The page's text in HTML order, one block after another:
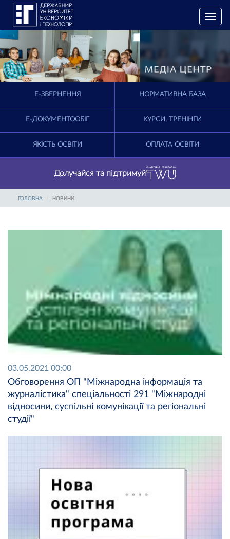
T
o
e
i
a
E-ЗВЕРНЕННЯ НОРМАТИВНА БАЗА
Е-ДОКУМЕНТООБІГ КУРСИ, ТРЕНІНГИ
ЯКІСТЬ ОСВІТИ ОПЛАТА ОСВІТИ
Долучайся та підтримуй
ГОЛОВНА НОВИНИ
03.05.2021 00:00
Обговорення ОП "Міжнародна інформація та
журналістика" спеціальності 291 "Міжнародні
відносини, суспільні комунікації та регіональні
студії"